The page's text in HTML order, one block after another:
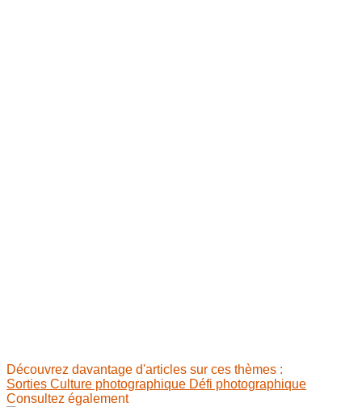
Découvrez davantage d'articles sur ces thèmes :
Sorties Culture photographique Défi photographique
Consultez également